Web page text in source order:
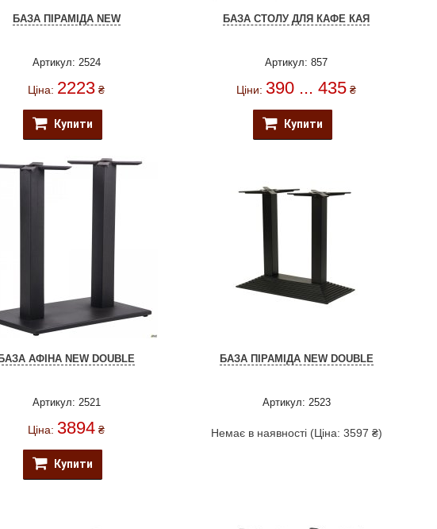
БАЗА ПІРАМІДА NEW
Артикул: 2524
Ціна: 2223 ₴
Купити
БАЗА СТОЛУ ДЛЯ КАФЕ КАЯ
Артикул: 857
Ціни: 390 ... 435 ₴
Купити
БАЗА АФІНА NEW DOUBLE
Артикул: 2521
Ціна: 3894 ₴
Купити
БАЗА ПІРАМІДА NEW DOUBLE
Артикул: 2523
Немає в наявності (Ціна: 3597 ₴)